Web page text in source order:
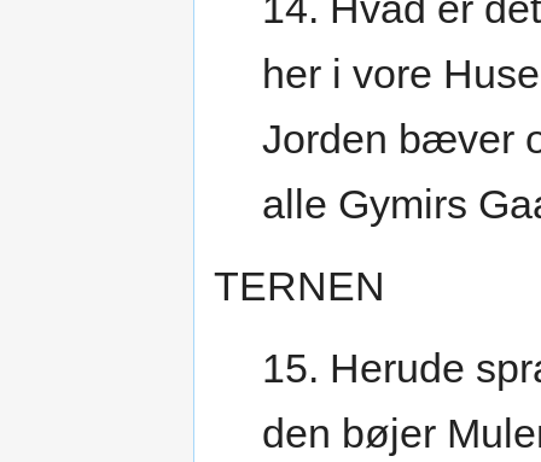
her i vore
Jorden bæver
alle Gymirs
TERNEN
15. Herude
den bøjer